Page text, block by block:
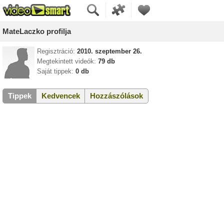
MateLaczko profilja
Regisztráció: 2010. szeptember 26.
Megtekintett videók: 79 db
Saját tippek: 0 db
Tippek Kedvencek Hozzászólások